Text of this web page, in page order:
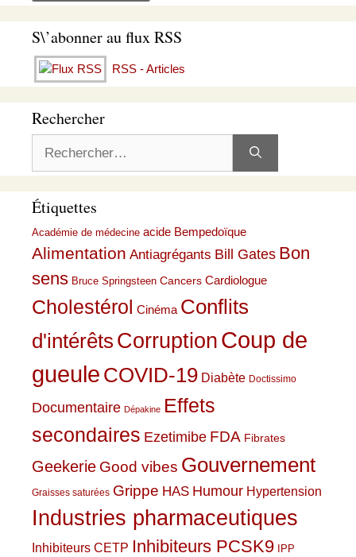
S\’abonner au flux RSS
RSS - Articles
Rechercher
Étiquettes
Académie de médecine acide Bempedoïque
Alimentation Antiagrégants Bill Gates Bon
sens Bruce Springsteen Cancers Cardiologue
Cholestérol Cinéma Conflits
d'intérêts CorruptionCoup de
gueule COVID-19 Diabète Doctissimo
Documentaire Dépakine Effets
secondaires Ezetimibe FDA Fibrates
Geekerie Good vibes Gouvernement
Graisses saturées Grippe HAS Humour Hypertension
Industries pharmaceutiques
Inhibiteurs CETP Inhibiteurs PCSK9 IPP